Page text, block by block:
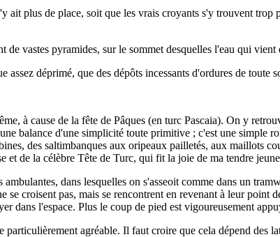
plus de place, soit que les vrais croyants s'y trouvent trop
vastes pyramides, sur le sommet desquelles l'eau qui
déprimé, que des dépôts incessants d'ordures de toute
à cause de la fête de Pâques (en turc Pascaia). On y
balance d'une simplicité toute primitive ; c'est une simple
des saltimbanques aux oripeaux pailletés, aux maillots
de la célèbre Tête de Turc, qui fit la joie de ma tendre
dans lesquelles on s'asseoit comme dans un
se croisent pas, mais se rencontrent en revenant à leur
l'espace. Plus le coup de pied est vigoureusement
agréable. Il faut croire que cela dépend des